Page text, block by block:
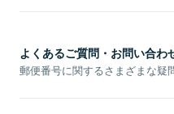
よくあるご質問・お問い合わ
郵便番号に関するさまざまな疑